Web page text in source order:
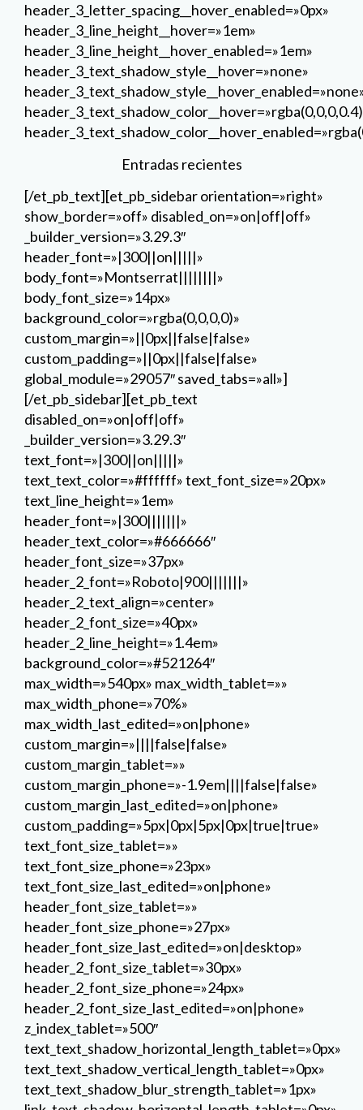
header_3_letter_spacing__hover_enabled=»0px»
header_3_line_height__hover=»1em»
header_3_line_height__hover_enabled=»1em»
header_3_text_shadow_style__hover=»none»
Entradas recientes
[/et_pb_text][et_pb_sidebar orientation=»right»
show_border=»off» disabled_on=»on|off|off»
_builder_version=»3.29.3″
header_font=»|300||on|||||»
body_font=»Montserrat||||||||»
body_font_size=»14px»
background_color=»rgba(0,0,0,0)»
custom_margin=»||0px||false|false»
custom_padding=»||0px||false|false»
global_module=»29057″ saved_tabs=»all»]
[/et_pb_sidebar][et_pb_text
disabled_on=»on|off|off»
_builder_version=»3.29.3″
text_font=»|300||on|||||»
text_text_color=»#ffffff» text_font_size=»20px»
text_line_height=»1em»
header_font=»|300|||||||»
header_text_color=»#666666″
header_font_size=»37px»
header_2_font=»Roboto|900|||||||»
header_2_text_align=»center»
header_2_font_size=»40px»
header_2_line_height=»1.4em»
background_color=»#521264″
max_width=»540px» max_width_tablet=»»
max_width_phone=»70%»
max_width_last_edited=»on|phone»
custom_margin=»||||false|false»
custom_margin_tablet=»»
custom_margin_phone=»-1.9em||||false|false»
custom_margin_last_edited=»on|phone»
custom_padding=»5px|0px|5px|0px|true|true»
text_font_size_tablet=»»
text_font_size_phone=»23px»
text_font_size_last_edited=»on|phone»
header_font_size_tablet=»»
header_font_size_phone=»27px»
header_font_size_last_edited=»on|desktop»
header_2_font_size_tablet=»30px»
header_2_font_size_phone=»24px»
header_2_font_size_last_edited=»on|phone»
z_index_tablet=»500″
text_text_shadow_horizontal_length_tablet=»0px»
text_text_shadow_vertical_length_tablet=»0px»
text_text_shadow_blur_strength_tablet=»1px»